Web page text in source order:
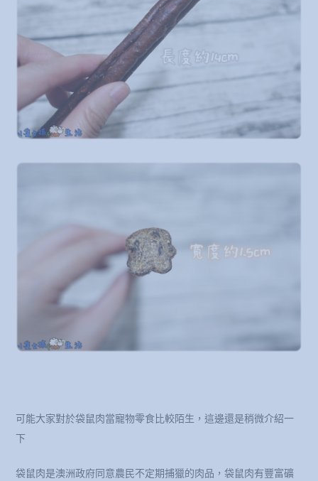
可能大家對於袋鼠肉當寵物零食比較陌生，這邊還是稍微介紹一
下
袋鼠肉是澳洲政府同意農民不定期捕獵的肉品，袋鼠肉有豐富礦